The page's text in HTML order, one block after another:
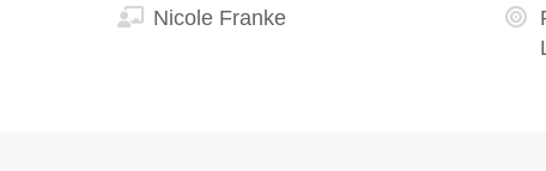
Nicole Franke